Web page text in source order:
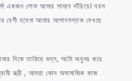
একজন লোক আমার সামনে দাঁড়িয়ে। বয়স
বেশী হবেনা আমার আপাদমস্তক দেখছে
দিকে তাকিয়ে বল্ল, আমি অনুনয় করে
স্ত্রী , আমরা কোন অসামাজিক কাজ